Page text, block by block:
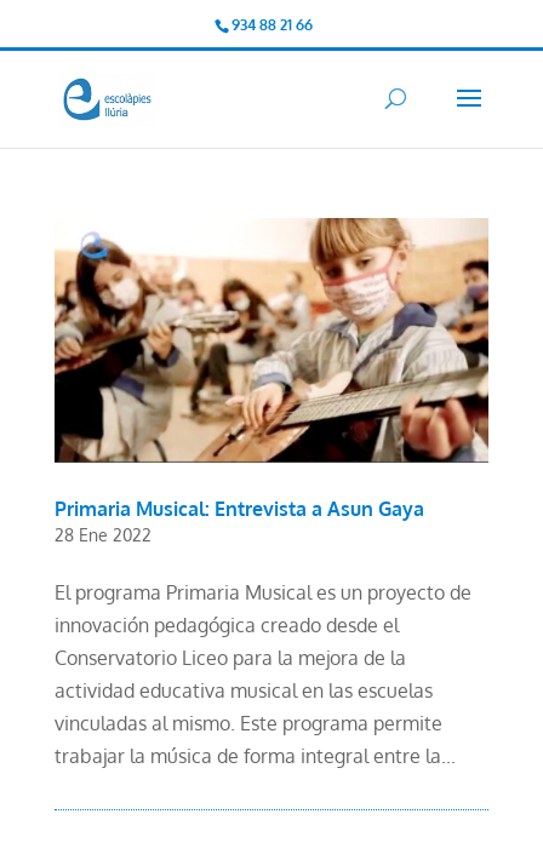
934 88 21 66
Primaria Musical: Entrevista a Asun Gaya
28 Ene 2022
El programa Primaria Musical es un proyecto de
innovación pedagógica creado desde el
Conservatorio Liceo para la mejora de la
actividad educativa musical en las escuelas
vinculadas al mismo. Este programa permite
trabajar la música de forma integral entre la...